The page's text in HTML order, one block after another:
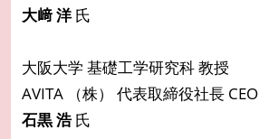
大﨑 洋氏
大阪大学 基礎工学研究科 教授
AVITA （株） 代表取締役社長 CEO
石黒 浩氏